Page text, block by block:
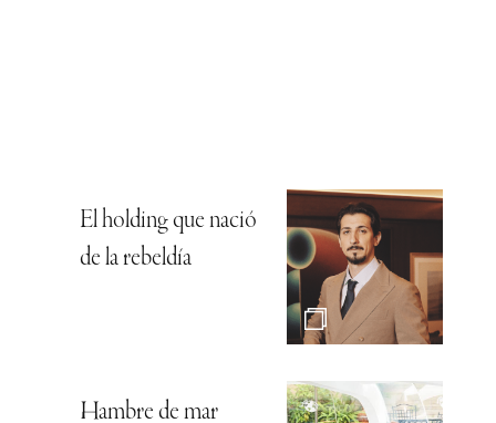
El holding que nació
de la rebeldía
Hambre de mar